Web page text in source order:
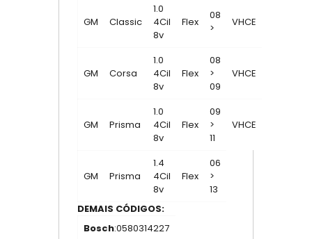
GM Classic
1.0
4Cil
8v
Flex
08
>
VHCE
GM Corsa
1.0
4Cil
8v
Flex
08
>
09
VHCE
GM Prisma
1.0
4Cil
8v
Flex
09
>
11
VHCE
GM Prisma
1.4
4Cil
8v
Flex
06
>
13
DEMAIS CÓDIGOS:
Bosch:0580314227